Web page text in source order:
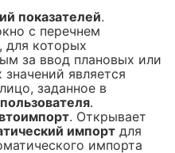
показателей.
с перечнем
для которых
за ввод плановых или
значений является
заданное в
.
. Открывает
импорт для
импорта